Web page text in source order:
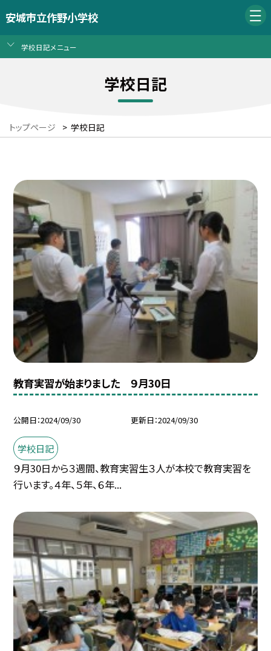
安城市立作野小学校
学校日記メニュー
学校日記
トップページ > 学校日記
教育実習が始まりました ９月30日
公開日 2024/09/30 更新日 2024/09/30
学校日記
９月30日から３週間、教育実習生３人が本校で教育実習を
行います。４年、５年、６年...